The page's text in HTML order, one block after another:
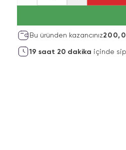
Bu üründen kazancınız
19 saat 20dakika içinde